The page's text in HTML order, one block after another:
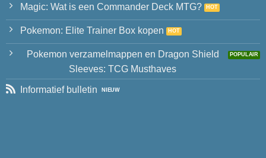
Magic: Wat is een Commander Deck MTG?
Pokemon: Elite Trainer Box kopen
Pokemon verzamelmappen en Dragon Shield
Sleeves: TCG Musthaves
Informatief bulletin